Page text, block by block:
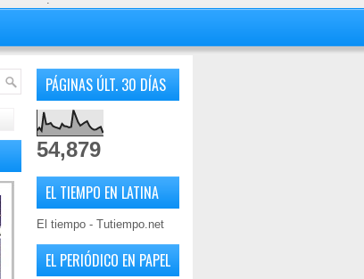
PÁGINAS ÚLT. 30 DÍAS
54,879
EL TIEMPO EN LATINA
El tiempo - Tutiempo.net
EL PERIÓDICO EN PAPEL